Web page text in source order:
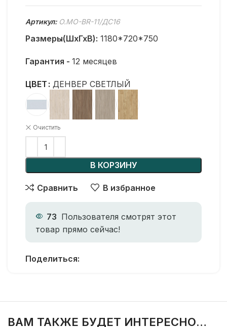
Артикул: O.MO-BR-11/ДС16
Размеры(ШхГхВ): 1180*720*750
Гарантия - 12 месяцев
ЦВЕТ ДЕНВЕР СВЕТЛЫЙ
Очистить
В КОРЗИНУ
Сравнить В избранное
73 Пользователя смотрят этот
товар прямо сейчас!
Поделиться:
ВАМ ТАКЖЕ БУДЕТ ИНТЕРЕСНО…